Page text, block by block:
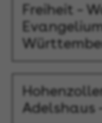
Freiheit –
Adelshaus